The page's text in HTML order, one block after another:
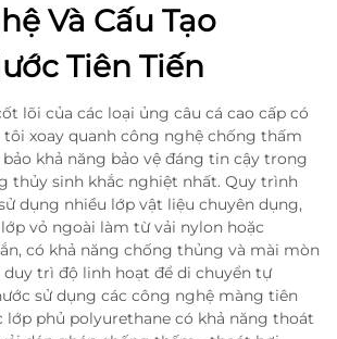
Và Cấu Tạo
Tiên Tiến
lõi của các loại ủng câu cá cao cấp có
xoay quanh công nghệ chống thấm
khả năng bảo vệ đáng tin cậy trong
thủy sinh khắc nghiệt nhất. Quy trình
dụng nhiều lớp vật liệu chuyên dụng,
vỏ ngoài làm từ vải nylon hoặc
có khả năng chống thủng và mài mòn
trì độ linh hoạt để di chuyển tự
sử dụng các công nghệ màng tiên
lớp phủ polyurethane có khả năng thoát